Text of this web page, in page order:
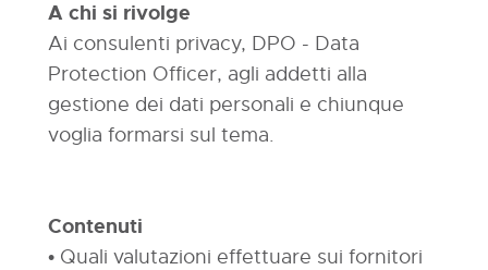
A chi si rivolge
Ai consulenti privacy, DPO - Data
Protection Officer, agli addetti alla
gestione dei dati personali e chiunque
voglia formarsi sul tema.
Contenuti
• Quali valutazioni effettuare sui fornitori